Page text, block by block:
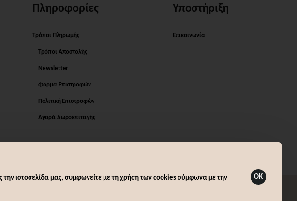
ιστοσελίδα μας, συμφωνείτε με τη χρήση των cookies σύμφωνα με την
OK
Πληροφορίες
Τρόποι Πληρωμής
Τρόποι Αποστολής
Newsletter
Φόρμα Επιστροφών
Πολιτική Επιστροφών
Αγορά Δωροεπιταγής
Υποστήριξη
Επικοινωνία